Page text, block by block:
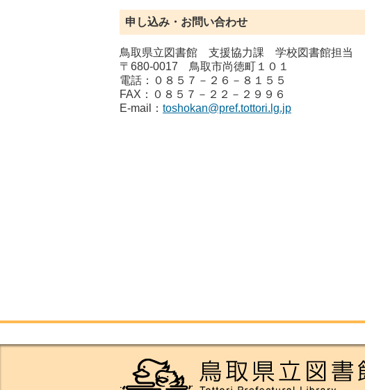
申し込み・お問い合わせ
鳥取県立図書館 支援協力課 学校図書館担当
〒680-0017 鳥取市尚徳町１０１
電話：０８５７－２６－８１５５
FAX：０８５７－２２－２９９６
E-mail： toshokan@pref.tottori.lg.jp